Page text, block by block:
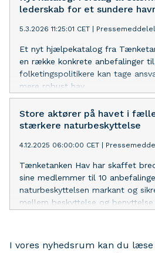
lederskab for et sundere
5.3.2026 11:25:01 CET
Et nyt hjælpekatalog fra
en række konkrete anbefalinger
folketingspolitikere kan tage
mere robust hav.
Store aktører på havet i
stærkere naturbeskyttelse
4.12.2025 06:00:00 CET
Tænketanken Hav har skaffet
sine medlemmer til 10
naturbeskyttelsen markant og
mellem beskyttelse og benyttelse
I vores nyhedsrum kan du læse